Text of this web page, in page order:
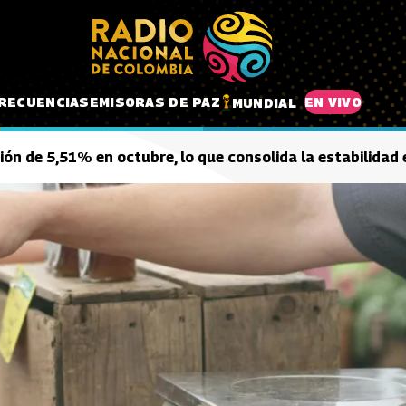
EMISORAS DE PAZ MUNDIAL EN VIVO
de 5,51% en octubre, lo que consolida la estabilidad